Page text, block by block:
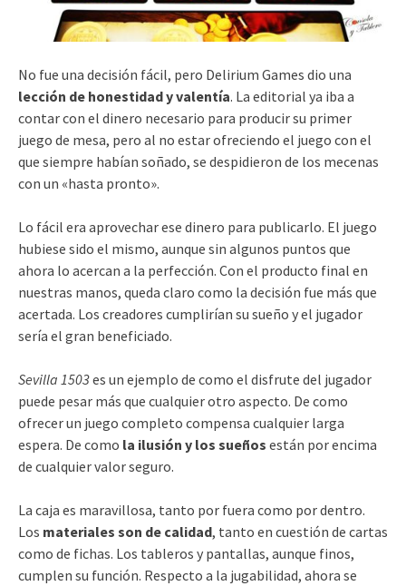
No fue una decisión fácil, pero Delirium Games dio una
lección de honestidad y valentía. La editorial ya iba a
contar con el dinero necesario para producir su primer
juego de mesa, pero al no estar ofreciendo el juego con el
que siempre habían soñado, se despidieron de los mecenas
con un «hasta pronto».
Lo fácil era aprovechar ese dinero para publicarlo. El juego
hubiese sido el mismo, aunque sin algunos puntos que
ahora lo acercan a la perfección. Con el producto final en
nuestras manos, queda claro como la decisión fue más que
acertada. Los creadores cumplirían su sueño y el jugador
sería el gran beneficiado.
Sevilla 1503es un ejemplo de como el disfrute del jugador
puede pesar más que cualquier otro aspecto. De como
ofrecer un juego completo compensa cualquier larga
espera. De como la ilusión y los sueños están por encima
de cualquier valor seguro.
La caja es maravillosa, tanto por fuera como por dentro.
Los materiales son de calidad, tanto en cuestión de cartas
como de fichas. Los tableros y pantallas, aunque finos,
cumplen su función. Respecto a la jugabilidad, ahora se